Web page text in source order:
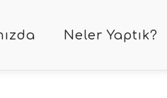
Neler Yaptık?